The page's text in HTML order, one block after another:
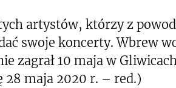
artystów, którzy z
swoje koncerty. Wbrew
zagrał 10 maja w
28 maja 2020 r. – red.)